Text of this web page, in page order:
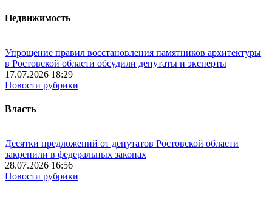
Недвижимость
Упрощение правил восстановления памятников архитектуры
в Ростовской области обсудили депутаты и эксперты
17.07.2026 18:29
Новости рубрики
Власть
Десятки предложений от депутатов Ростовской области
закрепили в федеральных законах
28.07.2026 16:56
Новости рубрики